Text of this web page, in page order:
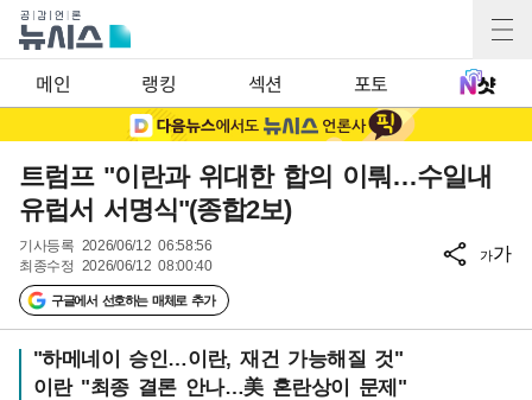
메인 랭킹 섹션 포토
트럼프 "이란과 위대한 합의 이뤄…수일내
유럽서 서명식"(종합2보)
기사등록 2026/06/12 06:58:56
최종수정 2026/06/12 08:00:40
구글에서 선호하는 매체로 추가
가가
"하메네이 승인…이란, 재건 가능해질 것"
이란 "최종 결론 안나…美 혼란상이 문제"